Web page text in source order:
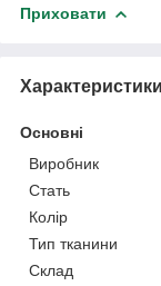
Приховати
Характеристики
Основні
Виробник
Стать
Колір
Тип тканини
Склад